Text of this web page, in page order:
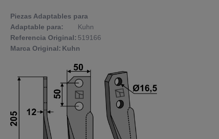
Piezas Adaptables para
Adaptable para:
Kuhn
Referencia Original: 519166
Marca Original: Kuhn